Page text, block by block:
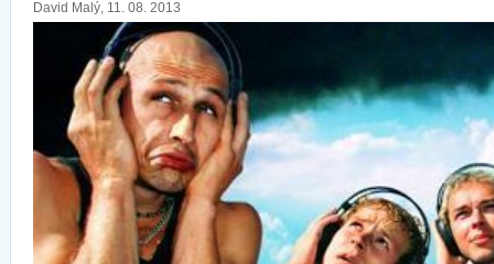
David Malý, 11. 08. 2013